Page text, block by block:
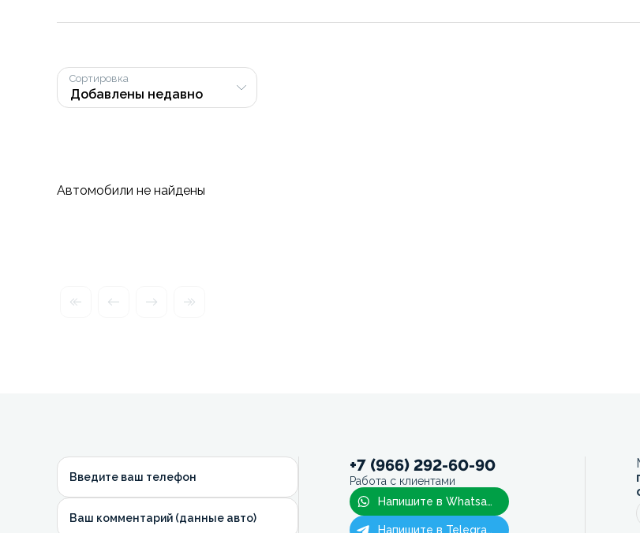
Сортировка
Автомобили не найдены
Введите ваш телефон
Ваш комментарий (данные авто)
+7 (966) 292-60-90
Работа с клиентами
Напишите в Whatsapp
Напишите в Telegram